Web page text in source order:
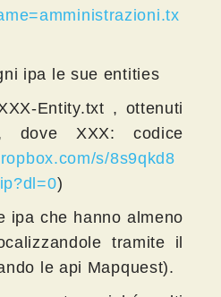
ipa le sue entities
Entity.txt , ottenuti
dove XXX: codice
s/8s9qkd8
)
ipa che hanno almeno
tramite il
le api Mapquest).